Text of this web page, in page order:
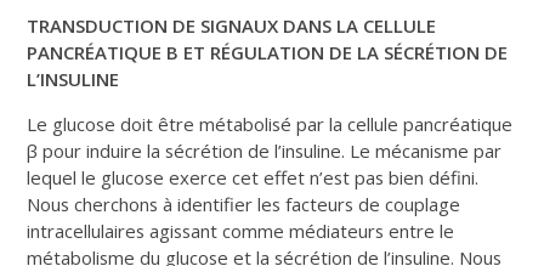
TRANSDUCTION DE SIGNAUX DANS LA CELLULE
PANCRÉATIQUE Β ET RÉGULATION DE LA SÉCRÉTION DE
L’INSULINE
Le glucose doit être métabolisé par la cellule pancréatique
β pour induire la sécrétion de l’insuline. Le mécanisme par
lequel le glucose exerce cet effet n’est pas bien défini.
Nous cherchons à identifier les facteurs de couplage
intracellulaires agissant comme médiateurs entre le
métabolisme du glucose et la sécrétion de l’insuline. Nous